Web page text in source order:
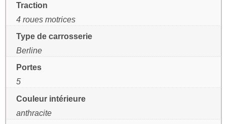
Traction
4 roues motrices
Type de carrosserie
Berline
Portes
5
Couleur intérieure
anthracite